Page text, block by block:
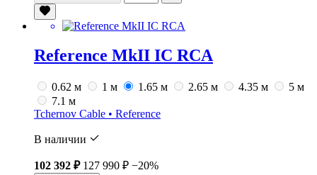
Reference MkII IC RCA
0.62 м 1 м 1.65 м 2.65 м 4.35 м
5 м
7.1 м
Tchernov Cable • Reference
В наличии
102 392 ₽ 127 990 ₽ −20%